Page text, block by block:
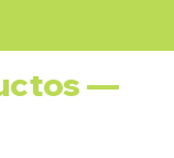
—